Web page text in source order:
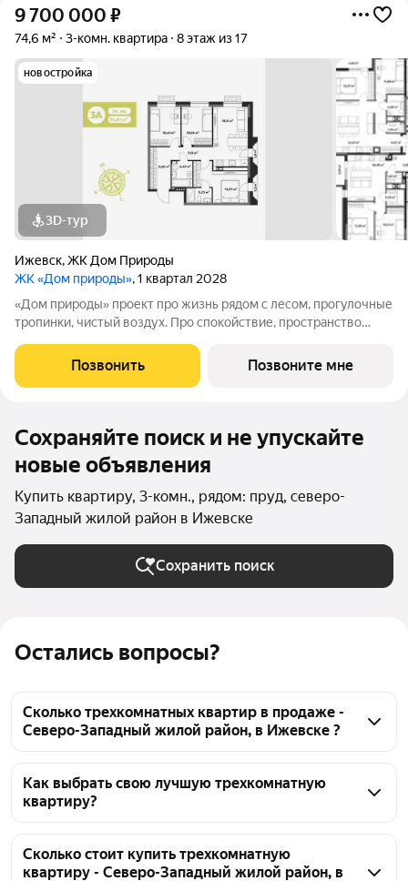
Остались вопросы?
Сколько трехкомнатных квартир в продаже -
Северо-Западный жилой район, в Ижевске ?
Западный жилой район, в Ижевске 32
трехкомнатных квартиры, из них 9 объявлений от
Как выбрать свою лучшую трехкомнатную
квартиру?
прудом Северо-Западный жилой район,
воспользуйтесь тепловой картой для оценки
Сколько стоит купить трехкомнатную
квартиру - Северо-Западный жилой район, в
9 700 000 ₽
74,6 м² 3-комн. квартира 8 этаж из 17
новостройка
3D-тур
Ижевск,ЖК Дом Природы
ЖК «Дом природы», 1 квартал 2028
«Дом природы» проект про жизнь рядом с лесом, прогулочные
тропинки, чистый воздух. Про спокойствие, пространство
Жилой комплекс расположен в 10 минутах от центра города,
автомобилисты оценят
Позвонить Позвоните мне
Сохраняйте поиск и не упускайте
новые объявления
Купить квартиру, 3-комн., рядом: пруд, северо-
Западный жилой район в Ижевске
Сохранить поиск